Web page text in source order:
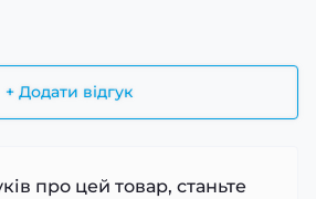
+ Додати відгук
про цей товар, станьте